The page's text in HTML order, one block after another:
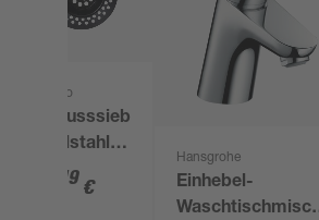
Wenko
Abflusssieb
Edelstahl
schwarz Ø
7 cm, 2
19 €
Hansgrohe
Einhebel-